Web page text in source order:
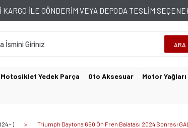
İLE GÖNDERİM VEYA DEPODA TESLİM
ARA
Motosiklet Yedek Parça Oto Aksesuar Motor Yağları
- ) Triumph Daytona 660 Ön Fren Balatası 2024 Sonrası